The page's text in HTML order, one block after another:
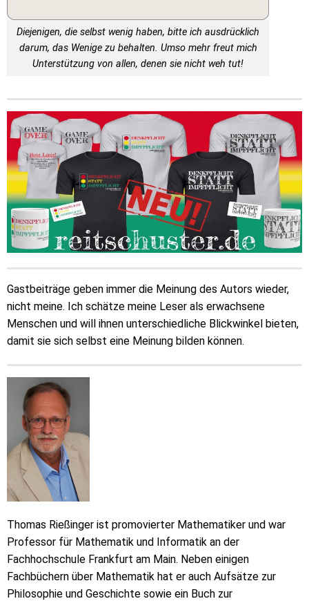
Diejenigen, die selbst wenig haben, bitte ich ausdrücklich
darum, das Wenige zu behalten. Umso mehr freut mich
Unterstützung von allen, denen sie nicht weh tut!
Gastbeiträge geben immer die Meinung des Autors wieder,
nicht meine. Ich schätze meine Leser als erwachsene
Menschen und will ihnen unterschiedliche Blickwinkel bieten,
damit sie sich selbst eine Meinung bilden können.
Thomas Rießinger ist promovierter Mathematiker und war
Professor für Mathematik und Informatik an der
Fachhochschule Frankfurt am Main. Neben einigen
Fachbüchern über Mathematik hat er auch Aufsätze zur
Philosophie und Geschichte sowie ein Buch zur